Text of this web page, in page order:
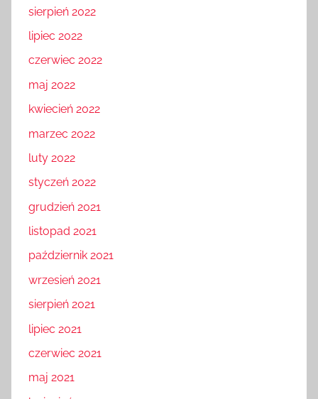
sierpień 2022
lipiec 2022
czerwiec 2022
maj 2022
kwiecień 2022
marzec 2022
luty 2022
styczeń 2022
grudzień 2021
listopad 2021
październik 2021
wrzesień 2021
sierpień 2021
lipiec 2021
czerwiec 2021
maj 2021